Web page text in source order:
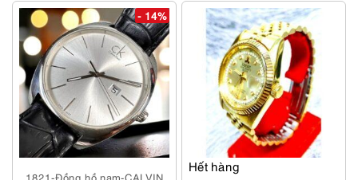
- 14%
1821-Đồng hồ nam-CALVIN
Hết hàng